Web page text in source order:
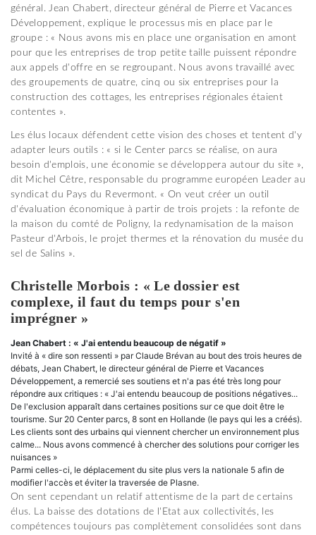
général. Jean Chabert, directeur général de Pierre et Vacances
Développement, explique le processus mis en place par le
groupe : « Nous avons mis en place une organisation en amont
pour que les entreprises de trop petite taille puissent répondre
aux appels d'offre en se regroupant. Nous avons travaillé avec
des groupements de quatre, cinq ou six entreprises pour la
construction des cottages, les entreprises régionales étaient
contentes ».
Les élus locaux défendent cette vision des choses et tentent d'y
adapter leurs outils : « si le Center parcs se réalise, on aura
besoin d'emplois, une économie se développera autour du site »,
dit Michel Cêtre, responsable du programme européen Leader au
syndicat du Pays du Revermont. « On veut créer un outil
d'évaluation économique à partir de trois projets : la refonte de
la maison du comté de Poligny, la redynamisation de la maison
Pasteur d'Arbois, le projet thermes et la rénovation du musée du
sel de Salins ».
Christelle Morbois : « Le dossier est
complexe, il faut du temps pour s'en
imprégner »
Jean Chabert : « J'ai entendu beaucoup de négatif »
Invité à « dire son ressenti » par Claude Brévan au bout des trois heures de
débats, Jean Chabert, le directeur général de Pierre et Vacances
Développement, a remercié ses soutiens et n'a pas été très long pour
répondre aux critiques : « J'ai entendu beaucoup de positions négatives...
De l'exclusion apparaît dans certaines positions sur ce que doit être le
tourisme. Sur 20 Center parcs, 8 sont en Hollande (le pays qui les a créés).
Les clients sont des urbains qui viennent chercher un environnement plus
calme... Nous avons commencé à chercher des solutions pour corriger les
nuisances »
Parmi celles-ci, le déplacement du site plus vers la nationale 5 afin de
modifier l'accès et éviter la traversée de Plasne.
On sent cependant un relatif attentisme de la part de certains
élus. La baisse des dotations de l'Etat aux collectivités, les
compétences toujours pas complètement consolidées sont dans